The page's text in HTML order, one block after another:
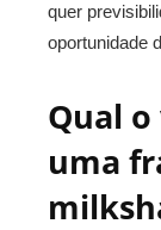
quer
oportunidade
Qual
uma